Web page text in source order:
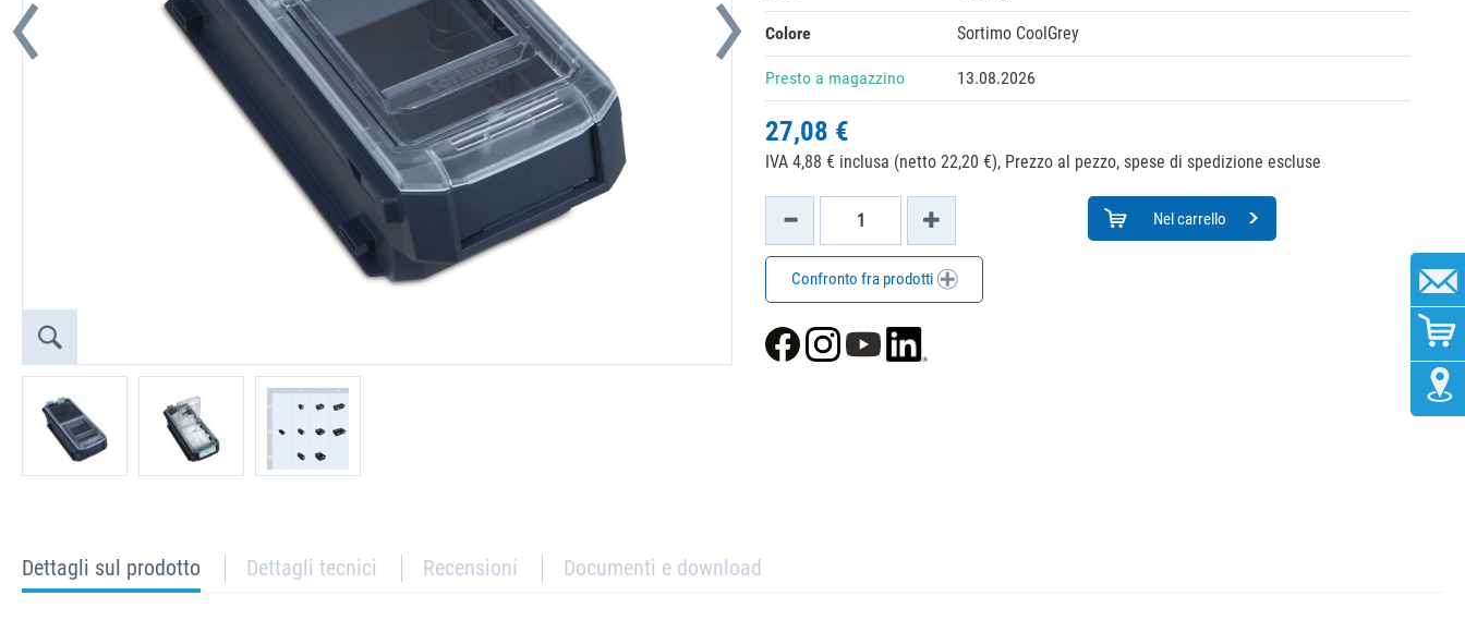
Colore Sortimo CoolGrey
Presto a magazzino 13.08.2026
27,08 €
IVA 4,88 € inclusa (netto 22,20 €), Prezzo al pezzo, spese di spedizione escluse
Nel carrello
Confronto fra prodotti
current
tab:
Dettagli sul prodotto Dettagli tecnici Recensioni Documenti e download